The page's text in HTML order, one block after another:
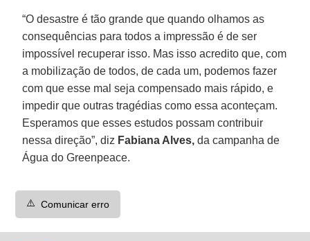
“O desastre é tão grande que quando olhamos as
consequências para todos a impressão é de ser
impossível recuperar isso. Mas isso acredito que, com
a mobilização de todos, de cada um, podemos fazer
com que esse mal seja compensado mais rápido, e
impedir que outras tragédias como essa aconteçam.
Esperamos que esses estudos possam contribuir
nessa direção”, diz Fabiana Alves, da campanha de
Água do Greenpeace.
⚠️ Comunicar erro